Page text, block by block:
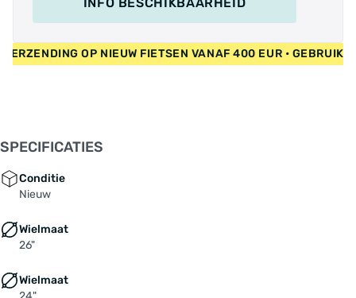
VERZENDING OP NIEUW FIETSEN VANAF 400 EUR •
SPECIFICATIES
Conditie
Nieuw
Wielmaat
26"
Wielmaat